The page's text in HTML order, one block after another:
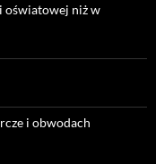
oświatowej niż w
i obwodach